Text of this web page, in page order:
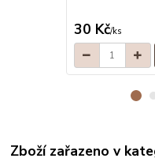
30 Kč/ks
Zboží zařazeno v